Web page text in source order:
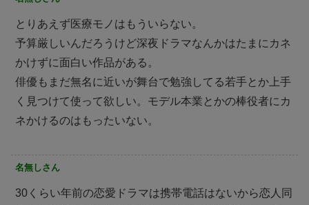
とりあえず医療モノはもういらない。
予算厳しいんだろうけど深夜ドラマなんかはたまにカネ
かけずに面白い作品がある。
俳優もまだ無名に近いが舞台で勉強してる若手とか上手
く見つけて使って欲しい。モデル本業とかの棒役者にカ
ネかけるのはもったいない。
名無しさん
30くらい年前の恋愛ドラマは携帯電話はないから恋人同